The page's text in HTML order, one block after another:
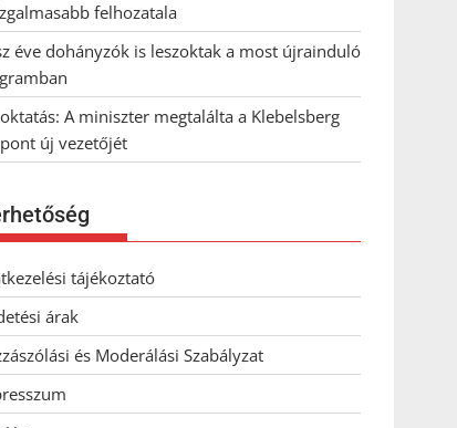
felhozatala
éve dohányzók is leszoktak a most újrainduló
A miniszter megtalálta a Klebelsberg
új vezetőjét
tájékoztató
árak
és Moderálási Szabályzat